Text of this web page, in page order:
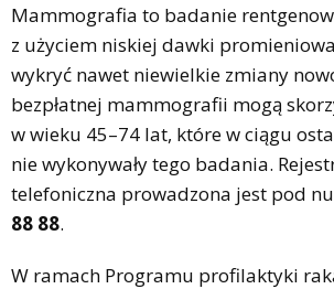
Mammografia to badanie
z użyciem niskiej dawki
wykryć nawet niewielkie zmiany
bezpłatnej mammografii mogą
w wieku 45–74 lat, które w ciągu
nie wykonywały tego badania.
telefoniczna prowadzona jest pod
88 88.
W ramach Programu profilaktyki